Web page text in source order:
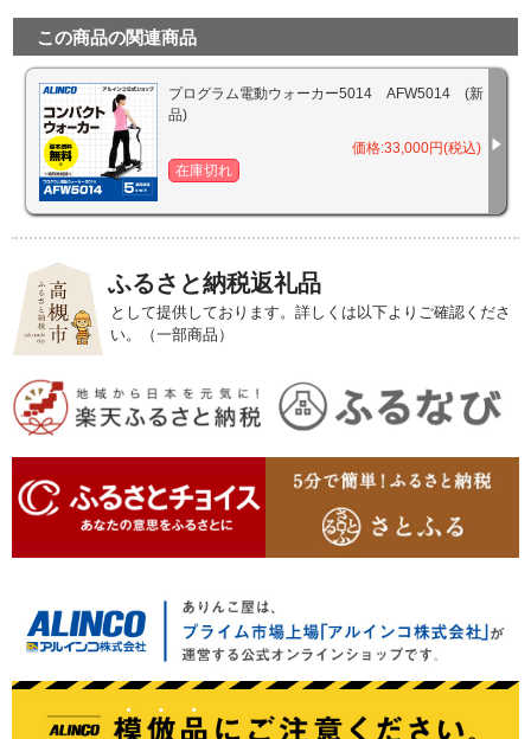
この商品の関連商品
プログラム電動ウォーカー5014 AFW5014 (新
品)
価格:33,000円(税込)
在庫切れ
ふるさと納税返礼品
として提供しております。詳しくは以下よりご確認くださ
い。（一部商品）